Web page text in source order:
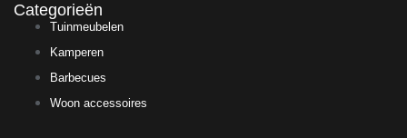
Categorieën
Tuinmeubelen
Kamperen
Barbecues
Woon accessoires